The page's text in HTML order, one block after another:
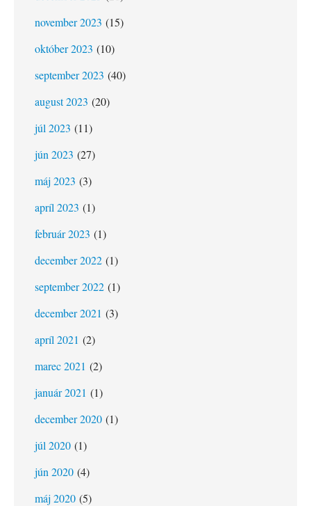
november 2023 (15)
október 2023 (10)
september 2023 (40)
august 2023 (20)
júl 2023 (11)
jún 2023 (27)
máj 2023 (3)
apríl 2023 (1)
február 2023 (1)
december 2022 (1)
september 2022 (1)
december 2021 (3)
apríl 2021 (2)
marec 2021 (2)
január 2021 (1)
december 2020 (1)
júl 2020 (1)
jún 2020 (4)
máj 2020 (5)